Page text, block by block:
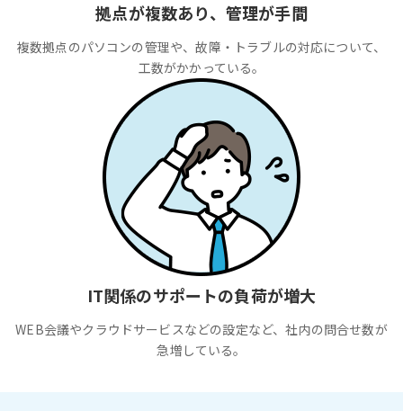
拠点が複数あり、管理が手間
複数拠点のパソコンの管理や、故障・トラブルの対応について、
工数がかかっている。
IT関係のサポートの負荷が増大
WEB会議やクラウドサービスなどの設定など、社内の問合せ数が
急増している。